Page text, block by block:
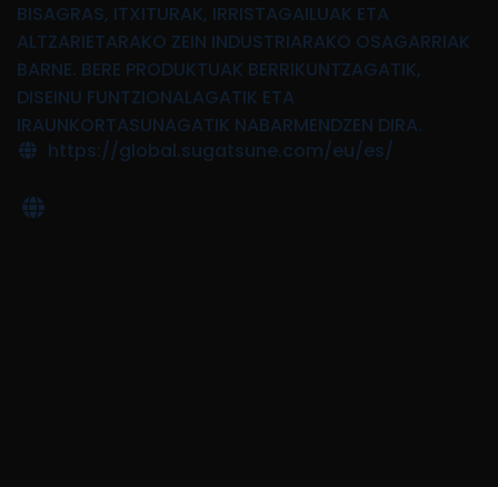
BISAGRAS, ITXITURAK, IRRISTAGAILUAK ETA
ALTZARIETARAKO ZEIN INDUSTRIARAKO OSAGARRIAK
BARNE. BERE PRODUKTUAK BERRIKUNTZAGATIK,
DISEINU FUNTZIONALAGATIK ETA
IRAUNKORTASUNAGATIK NABARMENDZEN DIRA.
https://global.sugatsune.com/eu/es/